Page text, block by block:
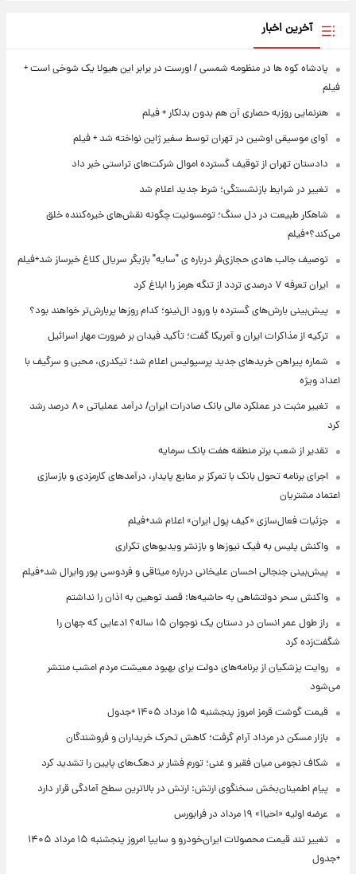
آخرین اخبار
پادشاه کوه ها در منظومه شمسی / اورست در برابر این هیولا یک شوخی است +
فیلم
هنرنمایی روزبه حصاری آن هم بدون بدلکار + فیلم
آوای موسیقی اوشین در تهران توسط سفیر ژاپن نواخته شد + فیلم
دادستان تهران از توقیف گسترده اموال شرکت‌های تراستی خبر داد
تغییر در شرایط بازنشستگی؛ شرط جدید اعلام شد
شاهکار طبیعت در دل سنگ؛ تومسونیت چگونه نقش‌های خیره‌کننده خلق
می‌کند؟+فیلم
توصیف جالب هادی حجازی‌فر درباره ی "سایه" بازیگر سریال کلاغ خبرساز شد+فیلم
ایران تعرفه ۷ درصدی تردد از تنگه هرمز را ابلاغ کرد
پیش‌بینی بارش‌های گسترده با ورود ال‌نینو؛ کدام روزها پربارش‌تر خواهند بود؟
ترکیه از مذاکرات ایران و آمریکا گفت؛ تأکید فیدان بر ضرورت مهار اسرائیل
شماره پیراهن خریدهای جدید پرسپولیس اعلام شد؛ تیکدری، محبی و سرگیف با
اعداد ویژه
تغییر مثبت در عملکرد مالی بانک صادرات ایران/ درآمد عملیاتی ۸۰ درصد رشد
کرد
تقدیر از شعب برتر منطقه هفت بانک سرمایه
اجرای برنامه تحول بانک با تمرکز بر منابع پایدار، درآمدهای کارمزدی و بازسازی
اعتماد مشتریان
جزئیات فعال‌سازی «کیف پول ایران» اعلام شد+فیلم
واکنش پلیس به فیک نیوزها و بازنشر ویدیوهای تکراری
پیش‌بینی جنجالی احسان علیخانی درباره میثاقی و فردوسی پور وایرال شد+فیلم
واکنش سحر دولتشاهی به حاشیه‌ها: قصد توهین به اذان را نداشتم
راز طول عمر انسان در دستان یک نوجوان ۱۵ ساله؟ ادعایی که جهان را
شگفت‌زده کرد
روایت پزشکیان از برنامه‌های دولت برای بهبود معیشت مردم امشب منتشر
می‌شود
قیمت گوشت قرمز امروز پنجشنبه ۱۵ مرداد ۱۴۰۵ +جدول
بازار مسکن در مرداد آرام گرفت؛ کاهش تحرک خریداران و فروشندگان
شکاف نجومی میان فقیر و غنی؛ تورم فشار بر دهک‌های پایین را تشدید کرد
پیام اطمینان‌بخش سخنگوی ارتش: ارتش در بالاترین سطح آمادگی قرار دارد
عرضه اولیه «احیا۱» ۱۹ مرداد در فرابورس
تغییر تند قیمت محصولات ایران‌خودرو و سایپا امروز پنجشنبه ۱۵ مرداد ۱۴۰۵
+جدول